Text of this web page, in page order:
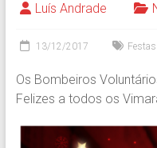
Luís Andrade
13/12/2017
Os Bombeiros
Felizes a todos os